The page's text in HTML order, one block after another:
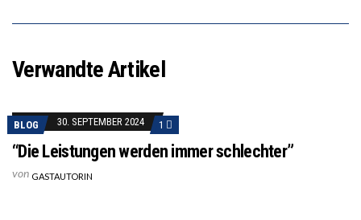
Verwandte Artikel
BLOG 30. SEPTEMBER 2024 1
“Die Leistungen werden immer schlechter”
von GASTAUTORIN